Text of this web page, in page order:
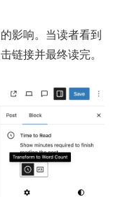
影响。当读者看到
链接并最终读完。